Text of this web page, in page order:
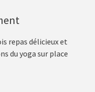
repas délicieux et
du yoga sur place